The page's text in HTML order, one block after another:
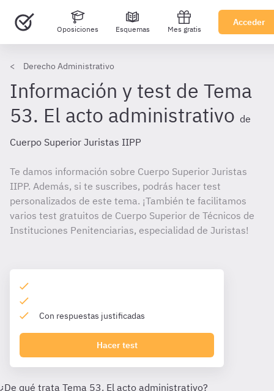
Oposiciones Esquemas Mes gratis
Acceder
Derecho Administrativo
Información y test de Tema
53. El acto administrativo de
Cuerpo Superior Juristas IIPP
Te damos información sobre Cuerpo Superior Juristas
IIPP. Además, si te suscribes, podrás hacer test
personalizados de este tema. ¡También te facilitamos
varios test gratuitos de Cuerpo Superior de Técnicos de
Instituciones Penitenciarias, especialidad de Juristas!
Con respuestas justificadas
Hacer test